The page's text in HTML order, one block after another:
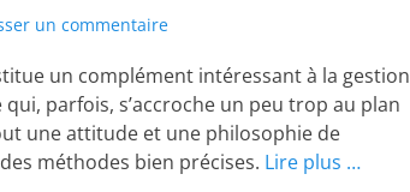
un commentaire
un complément intéressant à la gestion
parfois, s’accroche un peu trop au plan
une attitude et une philosophie de
méthodes bien précises. Lire plus …